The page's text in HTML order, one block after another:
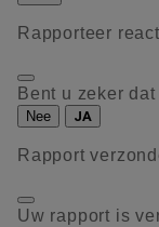
Rapporteer
Bent u zeker
Nee JA
Rapport
Uw rapport is